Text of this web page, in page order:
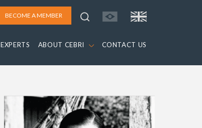
BECOME A MEMBER
EXPERTS ABOUT CEBRI CONTACT US